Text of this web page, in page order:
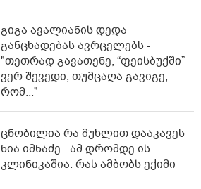
გიგა ავალიანის დედა
განცხადებას ავრცელებს -
"თეთრად გავათენე, “ფეისბუქში”
ვერ შევედი, თუმცაღა გავიგე,
რომ..."
ცნობილია რა მუხლით დააკავეს
ნია იმნაძე - ამ დრომდე ის
კლინიკაშია: რას ამბობს ექიმი